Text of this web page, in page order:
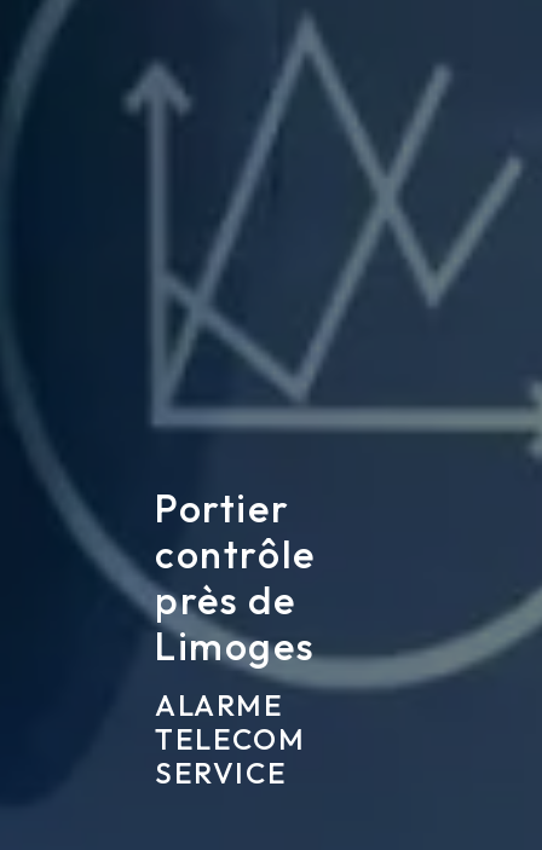
Portier
contrôle
près de
Limoges
ALARME
TELECOM
SERVICE